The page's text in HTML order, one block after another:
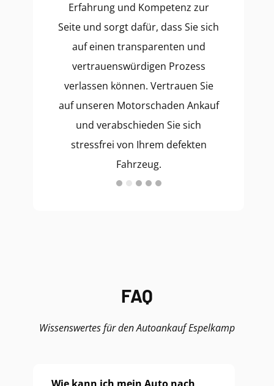
Erfahrung und Kompetenz zur
Seite und sorgt dafür, dass Sie sich
auf einen transparenten und
vertrauenswürdigen Prozess
verlassen können. Vertrauen Sie
auf unseren Motorschaden Ankauf
und verabschieden Sie sich
stressfrei von Ihrem defekten
Fahrzeug.
FAQ
Wissenswertes für den Autoankauf Espelkamp